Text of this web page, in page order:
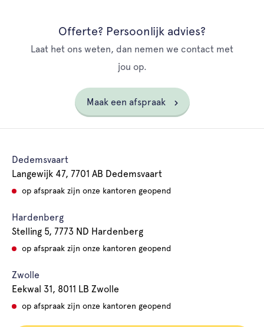
Offerte? Persoonlijk advies?
Laat het ons weten, dan nemen we contact met
jou op.
Maak een afspraak
Dedemsvaart
Langewijk 47, 7701 AB Dedemsvaart
op afspraak zijn onze kantoren geopend
Hardenberg
Stelling 5, 7773 ND Hardenberg
op afspraak zijn onze kantoren geopend
Zwolle
Eekwal 31, 8011 LB Zwolle
op afspraak zijn onze kantoren geopend